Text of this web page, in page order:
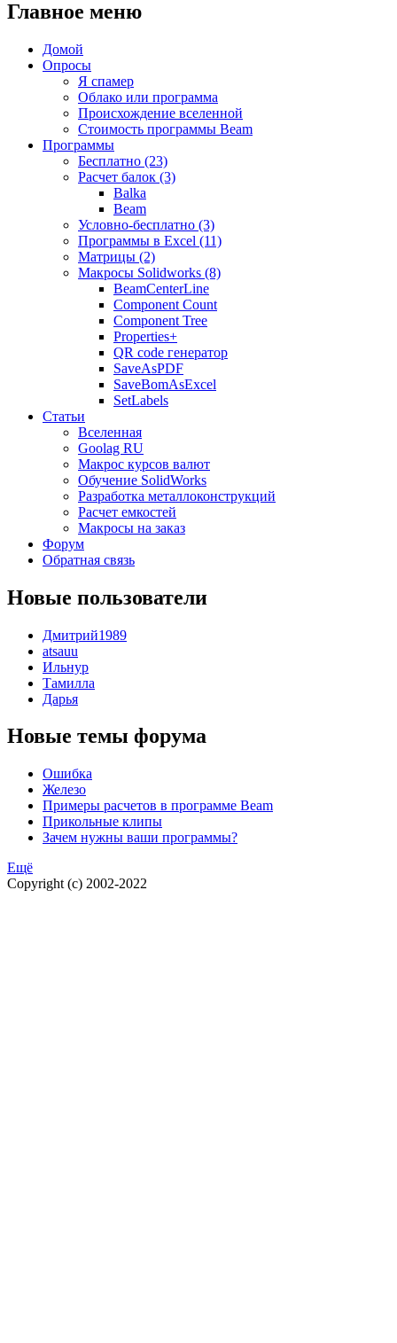
Главное меню
Домой
Опросы
Я спамер
Облако или программа
Происхождение вселенной
Стоимость программы Beam
Программы
Бесплатно (23)
Расчет балок (3)
Balka
Beam
Условно-бесплатно (3)
Программы в Excel (11)
Матрицы (2)
Макросы Solidworks (8)
BeamCenterLine
Component Count
Component Tree
Properties+
QR code генератор
SaveAsPDF
SaveBomAsExcel
SetLabels
Статьи
Вселенная
Goolag RU
Макрос курсов валют
Обучение SolidWorks
Разработка металлоконструкций
Расчет емкостей
Макросы на заказ
Форум
Обратная связь
Новые пользователи
Дмитрий1989
atsauu
Ильнур
Тамилла
Дарья
Новые темы форума
Ошибка
Железо
Примеры расчетов в программе Beam
Прикольные клипы
Зачем нужны ваши программы?
Ещё
Copyright (c) 2002-2022